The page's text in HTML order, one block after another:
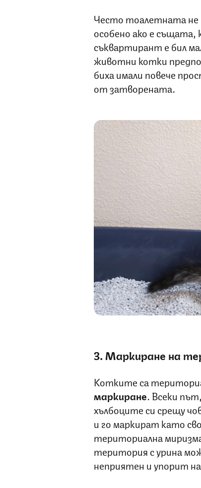
Често тоалетната не
особено ако е същата,
съквартирант е бил
животни котки
биха имали повече
от затворената.
3. Маркиране на
Котките са
маркиране. Всеки
хълбоците си срещу
и го маркират като
териториална
територия с урина
неприятен и упорит